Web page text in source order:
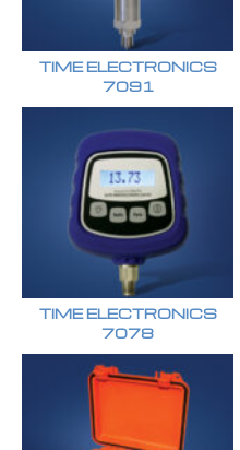
TIME ELECTRONICS
7091
TIME ELECTRONICS
7078